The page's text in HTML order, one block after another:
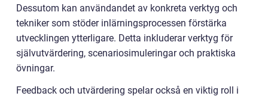
Dessutom kan användandet av konkreta verktyg och
tekniker som stöder inlärningsprocessen förstärka
utvecklingen ytterligare. Detta inkluderar verktyg för
självutvärdering, scenariosimuleringar och praktiska
övningar.
Feedback och utvärdering spelar också en viktig roll i